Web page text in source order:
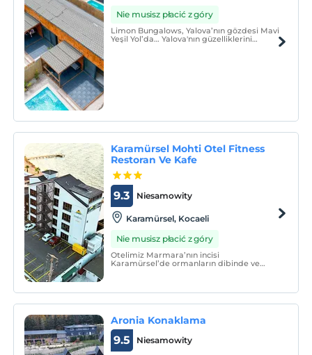
Nie musisz płacić z góry
Limon Bungalows, Yalova’nın gözdesi Mavi
Yeşil Yol’da… Yalova'nın güzelliklerini
Karamürsel Mohti Otel Fitness
Restoran Ve Kafe
Niesamowity
9.3
Karamürsel, Kocaeli
Nie musisz płacić z góry
Otelimiz Marmara’nın incisi
Karamürsel’de ormanların dibinde ve
Aronia Konaklama
Niesamowity
9.5